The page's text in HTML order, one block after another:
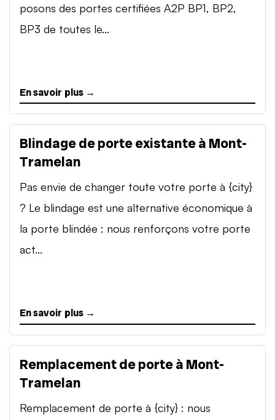
posons des portes certifiées A2P BP1, BP2,
BP3 de toutes le...
En savoir plus →
Blindage de porte existante à Mont-
Tramelan
Pas envie de changer toute votre porte à {city}
? Le blindage est une alternative économique à
la porte blindée : nous renforçons votre porte
act...
En savoir plus →
Remplacement de porte à Mont-
Tramelan
Remplacement de porte à {city} : nous